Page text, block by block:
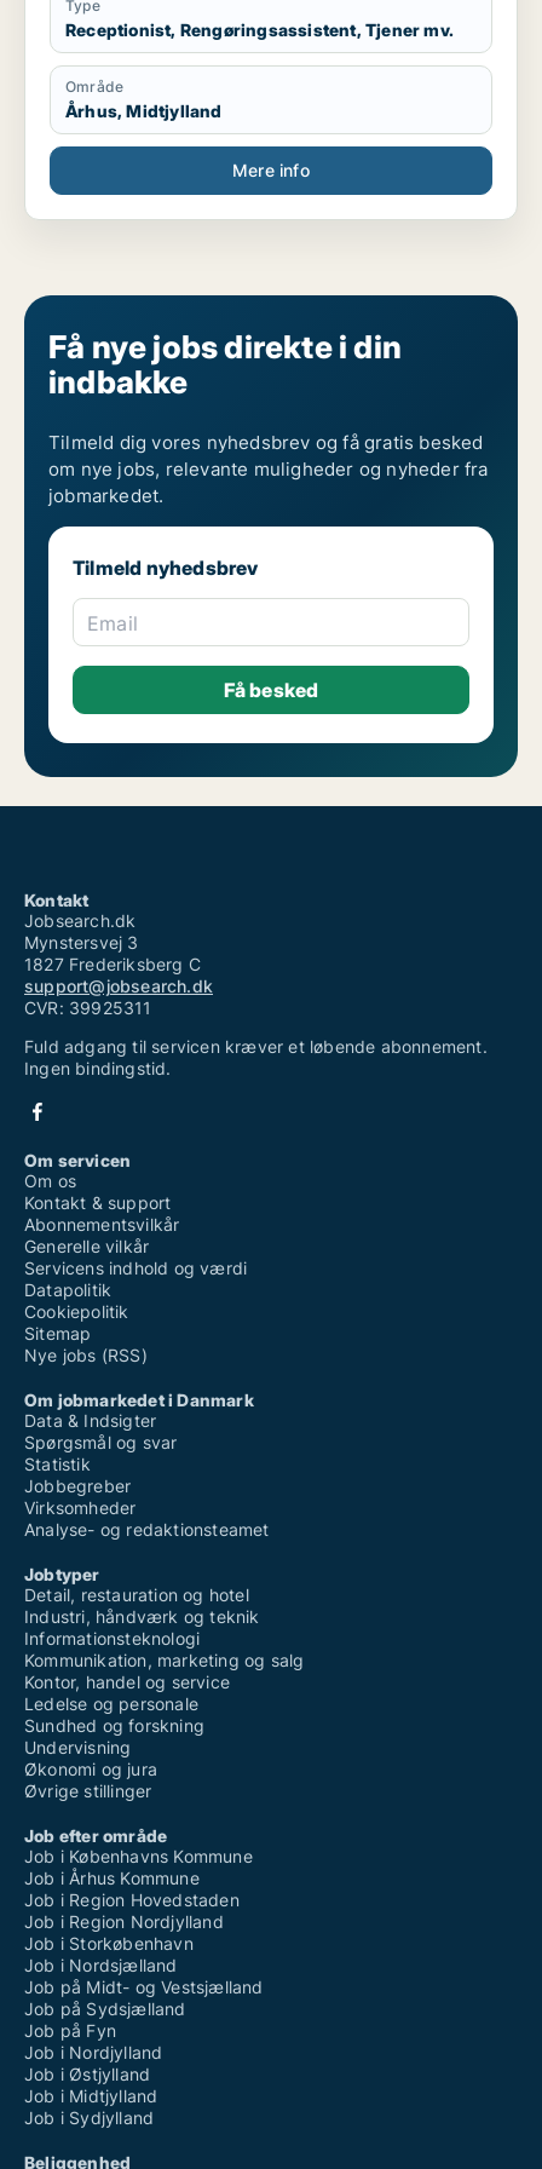
Type
Receptionist, Rengøringsassistent, Tjener mv.
Område
Århus, Midtjylland
Mere info
Få nye jobs direkte i din
indbakke
Tilmeld dig vores nyhedsbrev og få gratis besked
om nye jobs, relevante muligheder og nyheder fra
jobmarkedet.
Tilmeld nyhedsbrev
Email
Kontakt
Jobsearch.dk
Mynstersvej 3
1827 Frederiksberg C
support@jobsearch.dk
CVR: 39925311
Fuld adgang til servicen kræver et løbende abonnement.
Ingen bindingstid.
Om servicen
Om os
Kontakt & support
Abonnementsvilkår
Generelle vilkår
Servicens indhold og værdi
Datapolitik
Cookiepolitik
Sitemap
Nye jobs (RSS)
Om jobmarkedet i Danmark
Data & Indsigter
Spørgsmål og svar
Statistik
Jobbegreber
Virksomheder
Analyse- og redaktionsteamet
Jobtyper
Detail, restauration og hotel
Industri, håndværk og teknik
Informationsteknologi
Kommunikation, marketing og salg
Kontor, handel og service
Ledelse og personale
Sundhed og forskning
Undervisning
Økonomi og jura
Øvrige stillinger
Job efter område
Job i Københavns Kommune
Job i Århus Kommune
Job i Region Hovedstaden
Job i Region Nordjylland
Job i Storkøbenhavn
Job i Nordsjælland
Job på Midt- og Vestsjælland
Job på Sydsjælland
Job på Fyn
Job i Nordjylland
Job i Østjylland
Job i Midtjylland
Job i Sydjylland
Beliggenhed